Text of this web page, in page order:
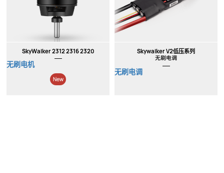
SkyWalker 2312 2316 2320
无刷电机
Skywalker V2低压系列
无刷电调
无刷电调